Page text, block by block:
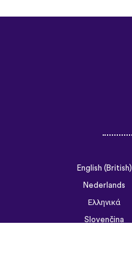
English (British)
Nederlands
Ελληνικά
Slovenčina